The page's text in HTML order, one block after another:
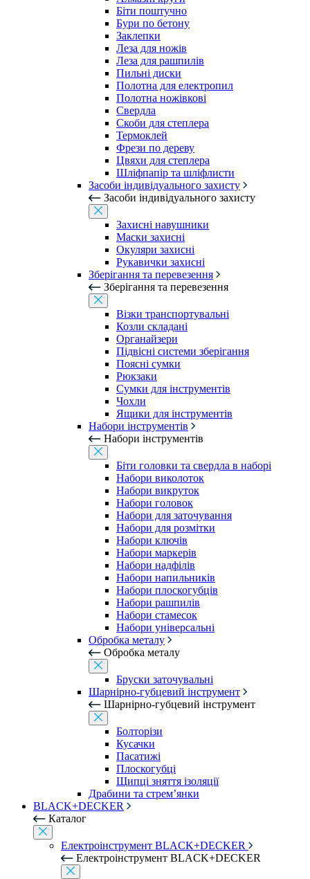
Біти поштучно
Бури по бетону
Заклепки
Леза для ножів
Леза для рашпилів
Пильні диски
Полотна для електропил
Полотна ножівкові
Свердла
Скоби для степлера
Термоклей
Фрези по дереву
Цвяхи для степлера
Шліфпапір та шліфлисти
Засоби індивідуального захисту
Засоби індивідуального захисту
Захисні навушники
Маски захисні
Окуляри захисні
Рукавички захисні
Зберігання та перевезення
Зберігання та перевезення
Візки транспортувальні
Козли складані
Органайзери
Підвісні системи зберігання
Поясні сумки
Рюкзаки
Сумки для інструментів
Чохли
Ящики для інструментів
Набори інструментів
Набори інструментів
Біти головки та свердла в наборі
Набори виколоток
Набори викруток
Набори головок
Набори для заточування
Набори для розмітки
Набори ключів
Набори маркерів
Набори надфілів
Набори напильників
Набори плоскогубців
Набори рашпилів
Набори стамесок
Набори універсальні
Обробка металу
Обробка металу
Бруски заточувальні
Шарнірно-губцевий інструмент
Шарнірно-губцевий інструмент
Болторізи
Кусачки
Пасатижі
Плоскогубці
Щипці зняття ізоляції
Драбини та стрем’янки
BLACK+DECKER
Каталог
Електроінструмент BLACK+DECKER
Електроінструмент BLACK+DECKER